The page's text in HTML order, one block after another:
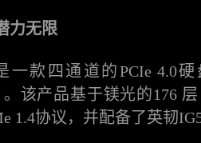
力无限
一款四通道的PCIe 4.0
。该产品基于镁光的176
1.4协议 ， 并配备了英韧